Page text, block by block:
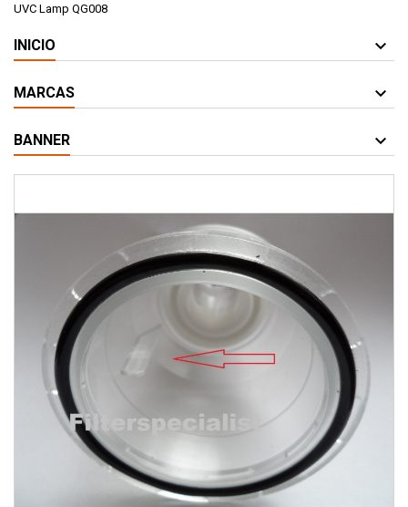
UVC Lamp QG008
INICIO
MARCAS
BANNER